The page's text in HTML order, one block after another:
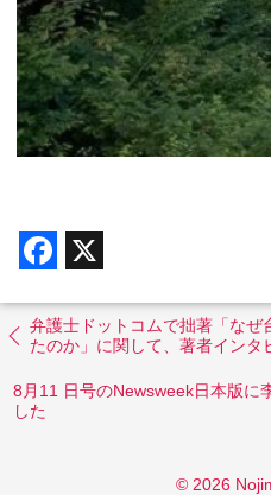
e
b
o
o
弁護士ドットコムで拙著「なぜ
たのか」に関して、著者イン
8月11 日号のNewsweek日本版に
した
© 2026